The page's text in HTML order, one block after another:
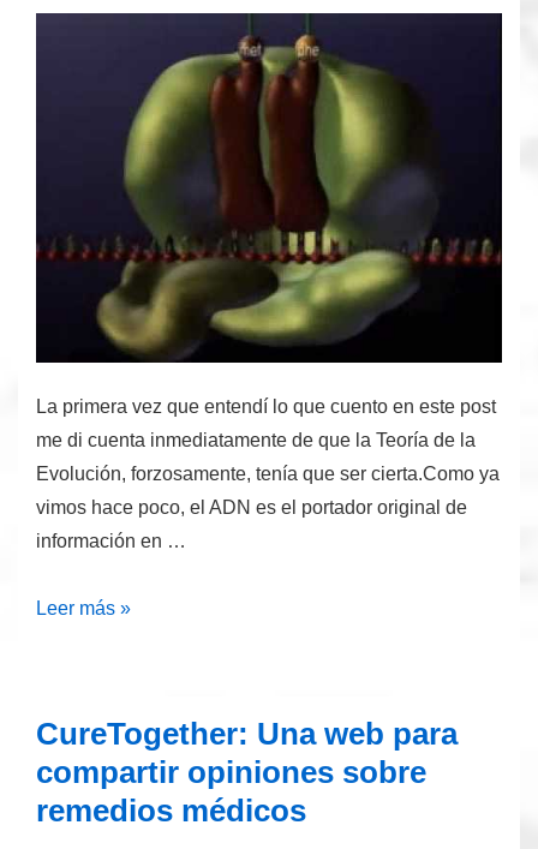
La primera vez que entendí lo que cuento en este post
me di cuenta inmediatamente de que la Teoría de la
Evolución, forzosamente, tenía que ser cierta.Como ya
vimos hace poco, el ADN es el portador original de
información en …
El
antiguo:
el
código
Leer más »
CureTogether: Una web para
compartir opiniones sobre
remedios médicos